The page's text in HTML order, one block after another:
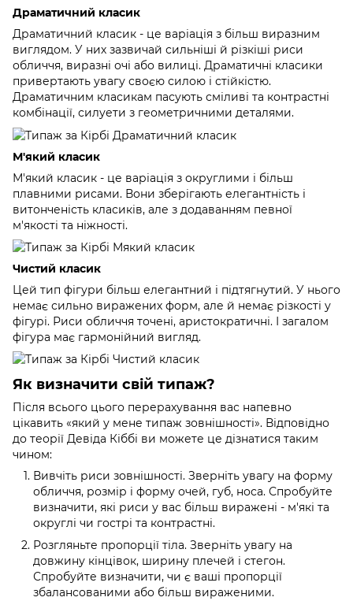
Драматичний класик
Драматичний класик - це варіація з більш виразним
виглядом. У них зазвичай сильніші й різкіші риси
обличчя, виразні очі або вилиці. Драматичні класики
привертають увагу своєю силою і стійкістю.
Драматичним класикам пасують сміливі та контрастні
комбінації, силуети з геометричними деталями.
М'який класик
М'який класик - це варіація з округлими і більш
плавними рисами. Вони зберігають елегантність і
витонченість класиків, але з додаванням певної
м'якості та ніжності.
Чистий класик
Цей тип фігури більш елегантний і підтягнутий. У нього
немає сильно виражених форм, але й немає різкості у
фігурі. Риси обличчя точені, аристократичні. І загалом
фігура має гармонійний вигляд.
Як визначити свій типаж?
Після всього цього перерахування вас напевно
цікавить «який у мене типаж зовнішності». Відповідно
до теорії Девіда Кіббі ви можете це дізнатися таким
чином:
Вивчіть риси зовнішності. Зверніть увагу на форму
обличчя, розмір і форму очей, губ, носа. Спробуйте
визначити, які риси у вас більш виражені - м'які та
округлі чи гострі та контрастні.
Розгляньте пропорції тіла. Зверніть увагу на
довжину кінцівок, ширину плечей і стегон.
Спробуйте визначити, чи є ваші пропорції
збалансованими або більш вираженими.